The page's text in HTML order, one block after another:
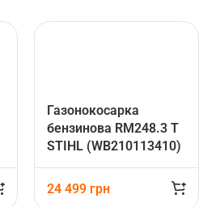
Газонокосарка
бензинова RM248.3 T
STIHL (WB210113410)
24 499 грн